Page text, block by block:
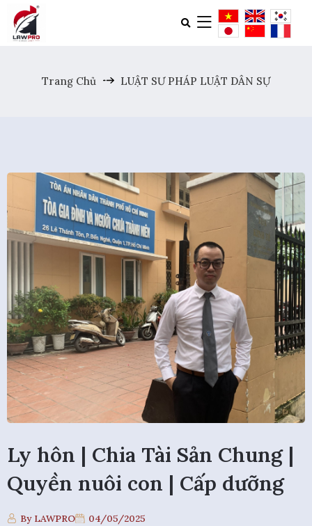
Trang Chủ LUẬT SƯ PHÁP LUẬT DÂN SỰ
Ly hôn | Chia Tài Sản Chung |
Quyền nuôi con | Cấp dưỡng
By LAWPRO 04/05/2025